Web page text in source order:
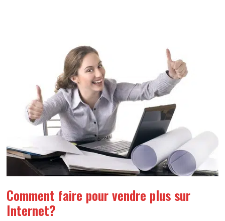
Comment faire pour vendre plus sur
Internet?